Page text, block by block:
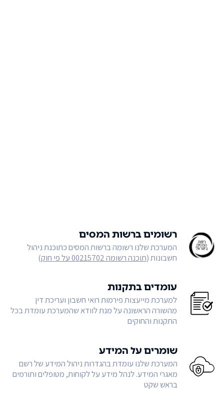
רשומים ברשות המסים
המערכת שלנו רשומה ברשות המסים כתוכנת ניהול
חשבונות (תוכנה רשומה 00215702 על פי חוק )
עומדים בתקנות
למערכת מייעצות פירמות רואי חשבון ועריכת דין
מהשורה הראשונה על מנת לוודא שהמערכת עומדת בכל
התקנות והחוקים
שומרים על המידע
המערכת שלנו עומדת בהגדרות ניהול המידע של רשם
מאגרי המידע. לנהל מידע על לקוחות, מטופלים ותורמים
בראש שקט